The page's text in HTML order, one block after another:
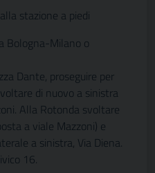
stazione a piedi
Bologna-Milano o
Dante, proseguire per
di nuovo a sinistra
Alla Rotonda svoltare
a viale Mazzoni) e
a sinistra, Via Diena.
16.